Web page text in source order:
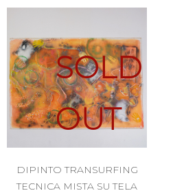
SOLD
OUT
DIPINTO TRANSURFING
TECNICA MISTA SU TELA